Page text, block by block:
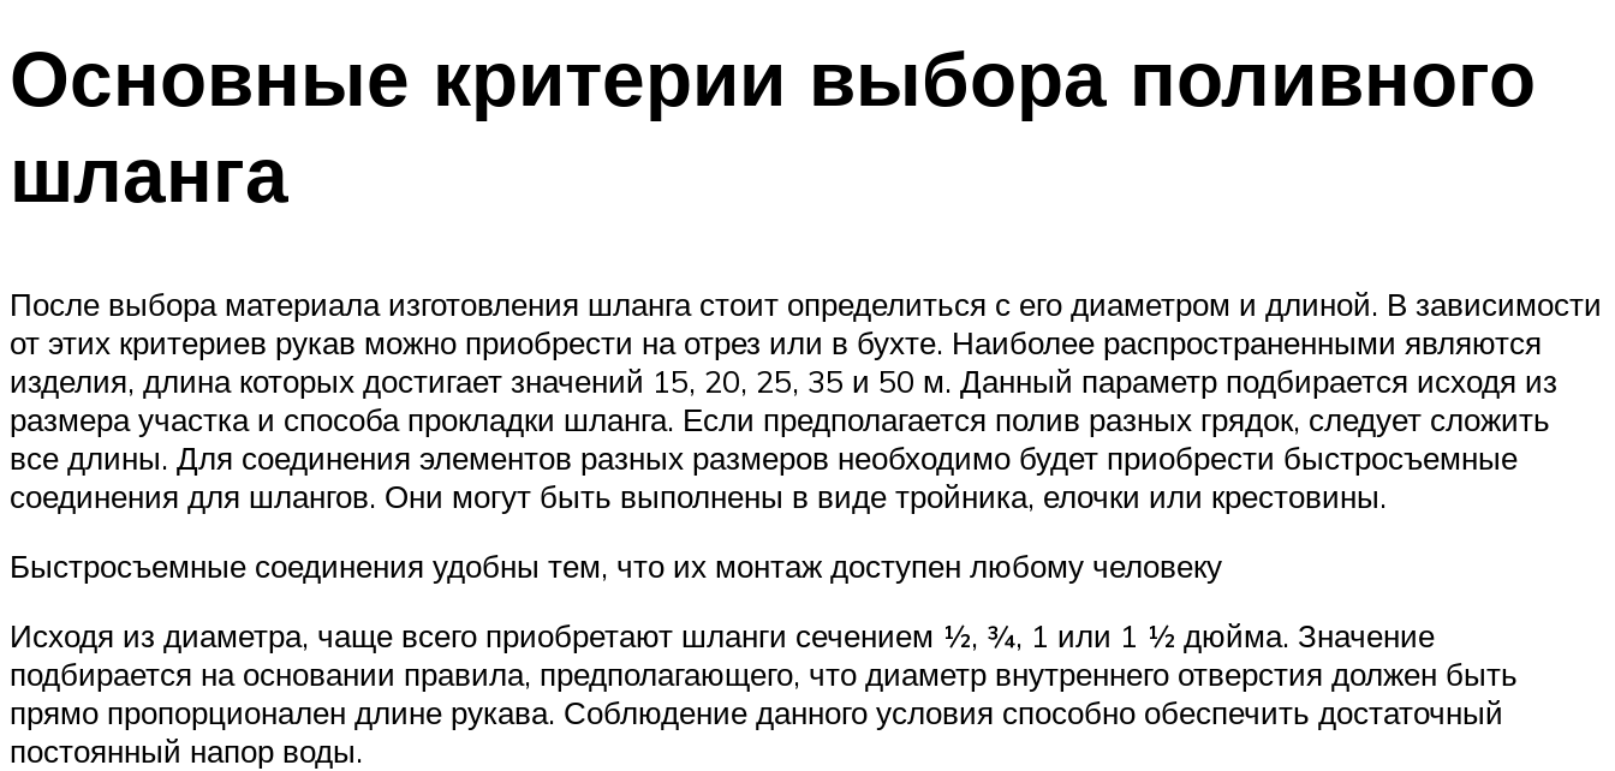
Основные критерии выбора поливного
шланга
После выбора материала изготовления шланга стоит определиться с его диаметром и длиной. В зависимости
от этих критериев рукав можно приобрести на отрез или в бухте. Наиболее распространенными являются
изделия, длина которых достигает значений 15, 20, 25, 35 и 50 м. Данный параметр подбирается исходя из
размера участка и способа прокладки шланга. Если предполагается полив разных грядок, следует сложить
все длины. Для соединения элементов разных размеров необходимо будет приобрести быстросъемные
соединения для шлангов. Они могут быть выполнены в виде тройника, елочки или крестовины.
Быстросъемные соединения удобны тем, что их монтаж доступен любому человеку
Исходя из диаметра, чаще всего приобретают шланги сечением ½, ¾, 1 или 1 ½ дюйма. Значение
подбирается на основании правила, предполагающего, что диаметр внутреннего отверстия должен быть
прямо пропорционален длине рукава. Соблюдение данного условия способно обеспечить достаточный
постоянный напор воды.